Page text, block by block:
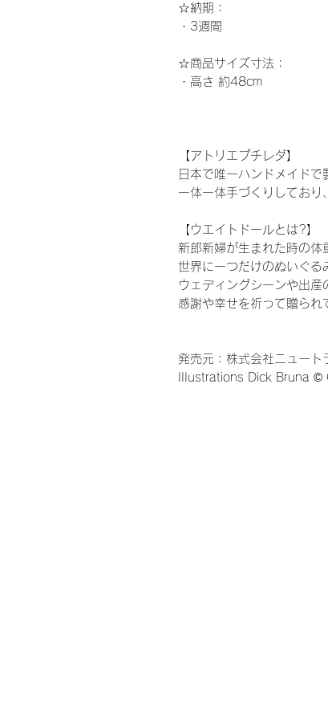
☆納期 ：
・3週間
☆商品サイズ寸法：
・高さ 約48cm
【アトリエプチレダ】
日本で唯一ハンドメイドで
一体一体手づくりしており
【ウエイトドールとは?】
新郎新婦が生まれた時の体
世界に一つだけのぬいぐる
ウェディングシーンや出産
感謝や幸せを祈って贈られ
発売元：株式会社ニュート
IIIustrations Dick Bruna